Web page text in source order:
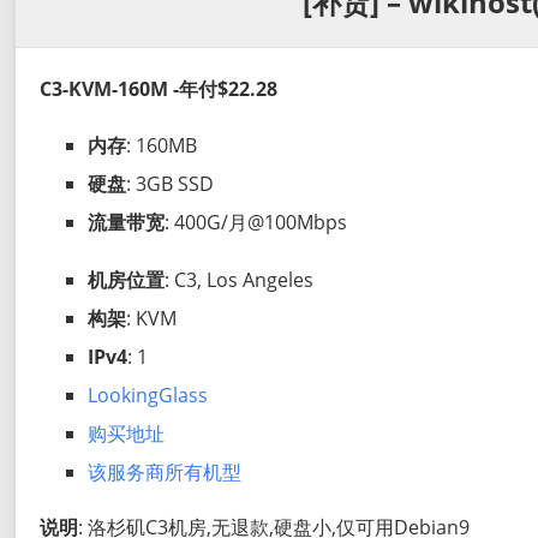
C3-KVM-160M -年付$22.28
内存: 160MB
硬盘: 3GB SSD
流量带宽: 400G/月@100Mbps
机房位置: C3, Los Angeles
构架: KVM
IPv4: 1
LookingGlass
购买地址
该服务商所有机型
说明: 洛杉矶C3机房,无退款,硬盘小,仅可用Debian9